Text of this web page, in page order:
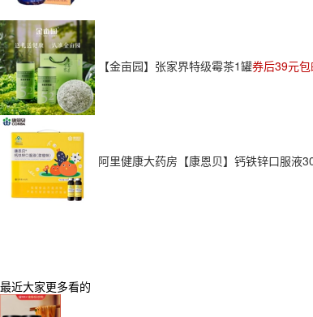
【金亩园】张家界特级霉茶1罐券后39元
阿里健康大药房【康恩贝】钙铁锌口服液
最近大家更多看的